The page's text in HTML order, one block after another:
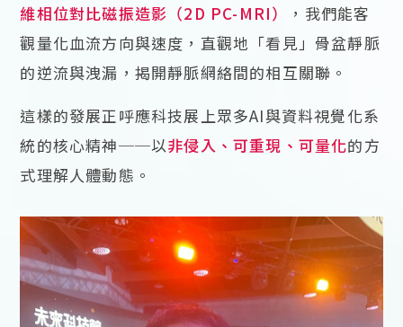
維相位對比磁振造影（2D PC-MRI）
，我們能客
觀量化血流方向與速度，直觀地「看見」骨盆靜脈
的逆流與洩漏，揭開靜脈網絡間的相互關聯。
這樣的發展正呼應科技展上眾多AI與資料視覺化系
統的核心精神──以非侵入、可重現、可量化的方
式理解人體動態。